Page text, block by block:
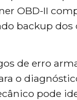
OBD-II
backup
de erro
o
pode